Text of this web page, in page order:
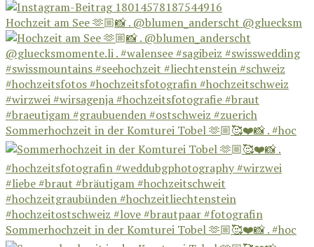
Hochzeit am See 🫶🏼📸 . @blumen_anderscht @gluecksm
Sommerhochzeit in der Komturei Tobel 🫶🏼🥰❤️📸 . #hoc
Sommerhochzeit in der Komturei Tobel 🫶🏼🥰❤️📸 . #hoc